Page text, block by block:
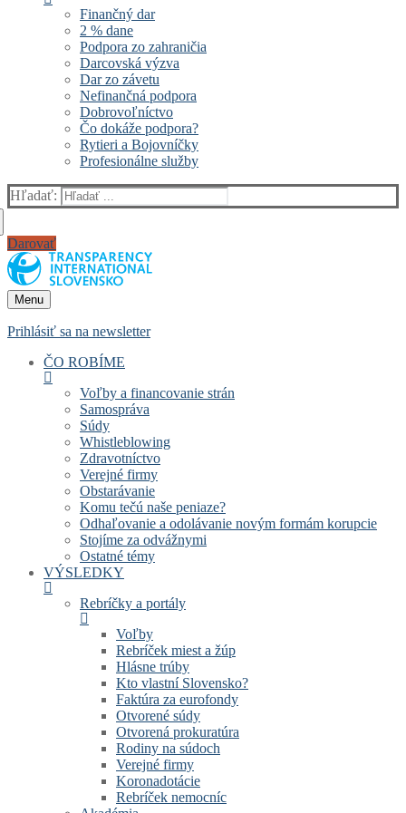
Finančný dar
2 % dane
Podpora zo zahraničia
Darcovská výzva
Dar zo závetu
Nefinančná podpora
Dobrovoľníctvo
Čo dokáže podpora?
Rytieri a Bojovníčky
Profesionálne služby
Hľadať:
Darovať
Menu
Prihlásiť sa na newsletter
ČO ROBÍME
Voľby a financovanie strán
Samospráva
Súdy
Whistleblowing
Zdravotníctvo
Verejné firmy
Obstarávanie
Komu tečú naše peniaze?
Odhaľovanie a odolávanie novým formám korupcie
Stojíme za odvážnymi
Ostatné témy
VÝSLEDKY
Rebríčky a portály
Voľby
Rebríček miest a žúp
Hlásne trúby
Kto vlastní Slovensko?
Faktúra za eurofondy
Otvorené súdy
Otvorená prokuratúra
Rodiny na súdoch
Verejné firmy
Koronadotácie
Rebríček nemocníc